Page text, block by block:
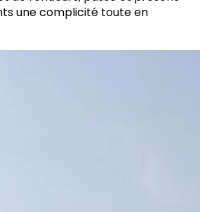
une complicité toute en